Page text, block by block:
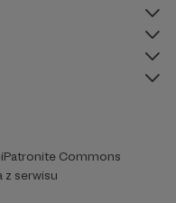
Patronite Commons
z serwisu